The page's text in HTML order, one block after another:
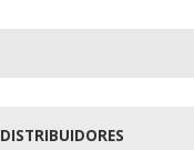
DISTRIBUIDORES